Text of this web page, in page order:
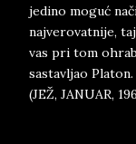
jedino moguć
najverovatnije,
vas pri tom
sastavljao Platon.
(JEŽ, JANUAR,